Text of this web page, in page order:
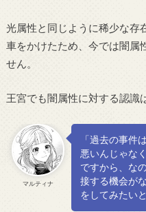
光属性と同じように稀少な存
車をかけたため、今では闇属
せん。
王宮でも闇属性に対する認識
マルティナ
「過去の事件
悪いんじゃな
ですから、な
接する機会が
をしてみたい